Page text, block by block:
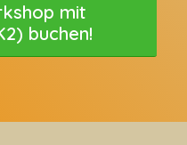
mit
buchen!